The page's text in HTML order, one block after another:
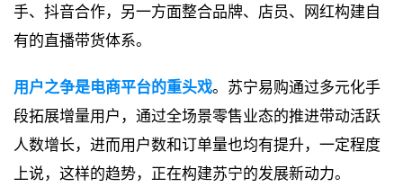
手、抖音合作，另一方面整合品牌、店员、网红构建自
有的直播带货体系。
用户之争是电商平台的重头戏。苏宁易购通过多元化手
段拓展增量用户，通过全场景零售业态的推进带动活跃
人数增长，进而用户数和订单量也均有提升，一定程度
上说，这样的趋势，正在构建苏宁的发展新动力。